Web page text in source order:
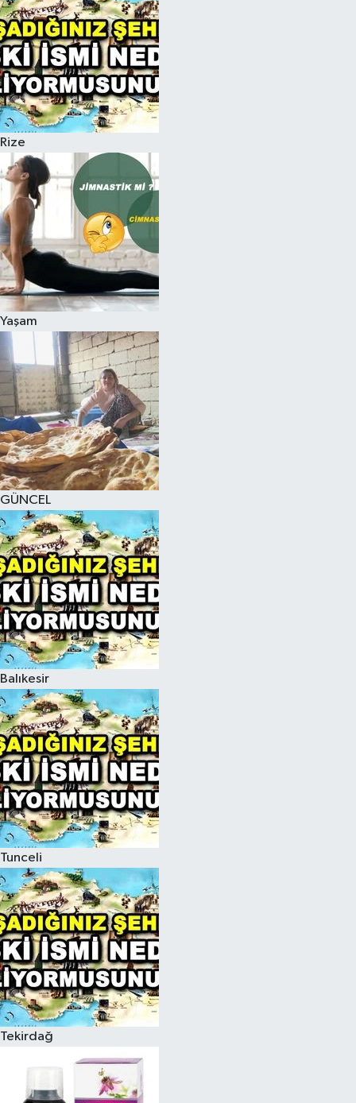
Rize
Yaşam
GÜNCEL
Balıkesir
Tunceli
Tekirdağ